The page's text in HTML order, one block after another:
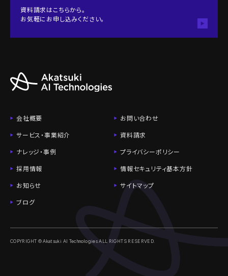
資料請求はこちらから。
お気軽にお申し込みください。
会社概要
サービス・事業紹介
ナレッジ・事例
採用情報
お知らせ
ブログ
お問い合わせ
資料請求
プライバシーポリシー
情報セキュリティ基本方針
サイトマップ
COPYRIGHT © Akatsuki AI Technologies ALL RIGHTS RESERVED.